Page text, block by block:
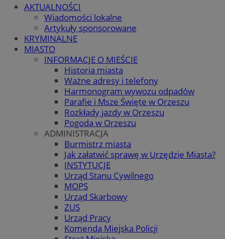
AKTUALNOŚCI
Wiadomości lokalne
Artykuły sponsorowane
KRYMINALNE
MIASTO
INFORMACJE O MIEŚCIE
Historia miasta
Ważne adresy i telefony
Harmonogram wywozu odpadów
Parafie i Msze Święte w Orzeszu
Rozkłady jazdy w Orzeszu
Pogoda w Orzeszu
ADMINISTRACJA
Burmistrz miasta
Jak załatwić sprawę w Urzędzie Miasta?
INSTYTUCJE
Urząd Stanu Cywilnego
MOPS
Urząd Skarbowy
ZUS
Urząd Pracy
Komenda Miejska Policji